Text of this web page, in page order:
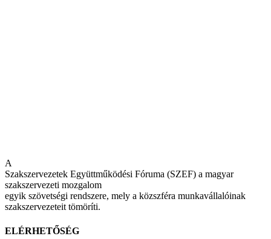
A
Szakszervezetek Együttműködési Fóruma (SZEF) a magyar
szakszervezeti mozgalom
egyik szövetségi rendszere, mely a közszféra munkavállalóinak
szakszervezeteit tömöríti.
ELÉRHETŐSÉG